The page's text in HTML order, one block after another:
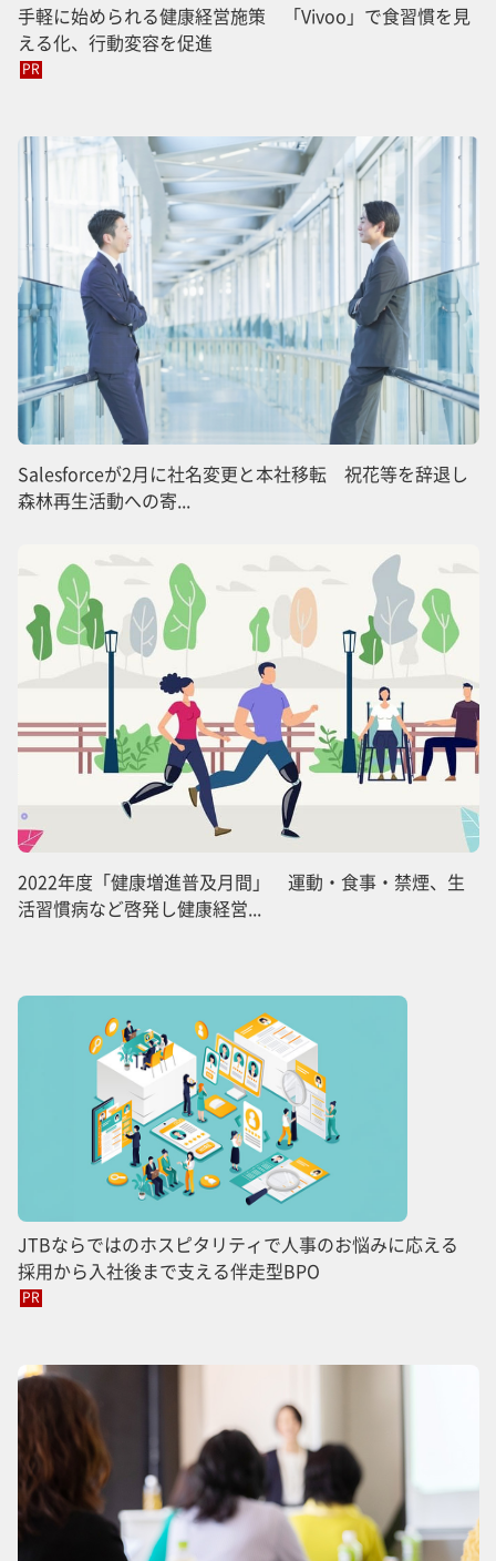
手軽に始められる健康経営施策 「Vivoo」で食習慣を見
える化、行動変容を促進
PR
Salesforceが2月に社名変更と本社移転 祝花等を辞退し
森林再生活動への寄...
2022年度「健康増進普及月間」 運動・食事・禁煙、生
活習慣病など啓発し健康経営...
JTBならではのホスピタリティで人事のお悩みに応える
採用から入社後まで支える伴走型BPO
PR